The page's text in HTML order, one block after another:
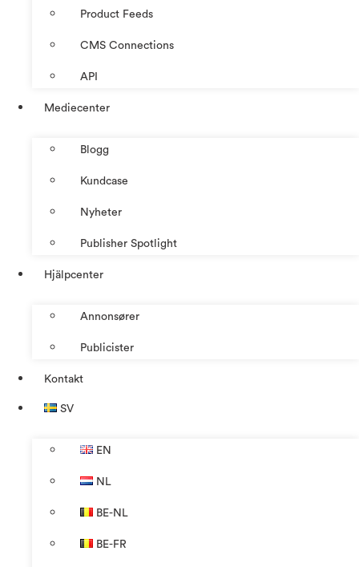
Product Feeds
CMS Connections
API
Mediecenter
Blogg
Kundcase
Nyheter
Publisher Spotlight
Hjälpcenter
Annonsører
Publicister
Kontakt
SV
EN
NL
BE-NL
BE-FR